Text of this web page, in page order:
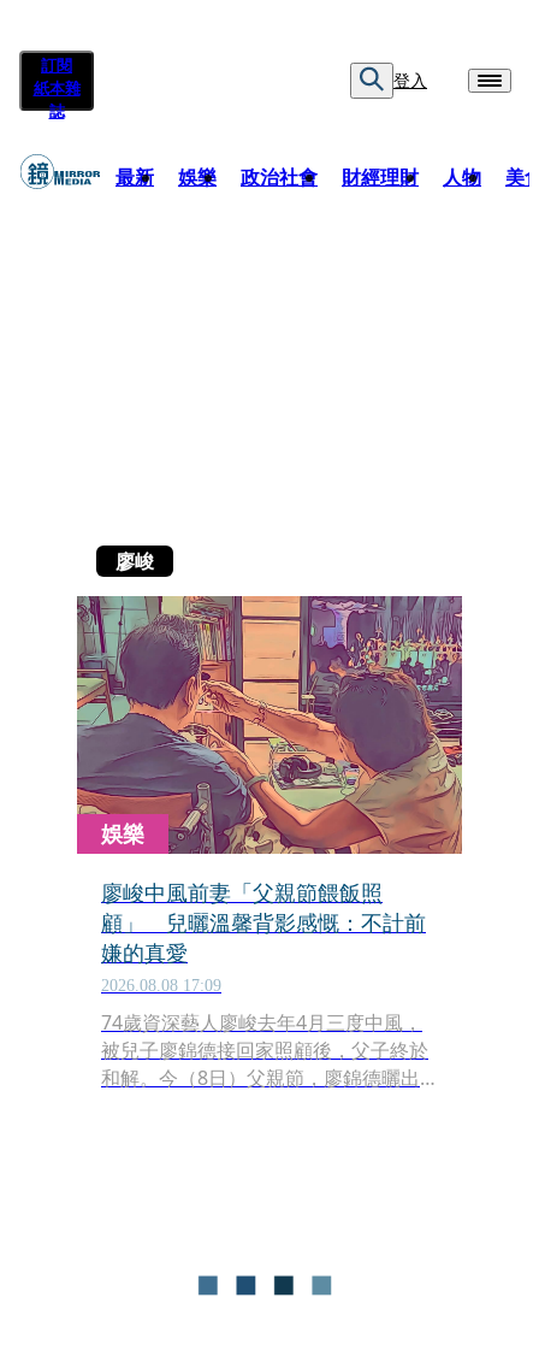
訂閱
紙本雜
誌
登入
最新 娛樂 政治社會 財經理財 人物 美
廖峻
娛樂
廖峻中風前妻「父親節餵飯照
顧」 兒曬溫馨背影感慨：不計前
嫌的真愛
2026.08.08 17:09
74歲資深藝人廖峻去年4月三度中風，
被兒子廖錦德接回家照顧後，父子終於
和解。今（8日）父親節，廖錦德曬出